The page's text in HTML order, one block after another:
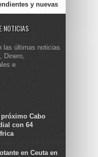
y nuevas
NOTICIAS
las últimas noticias
Dinero,
e
próximo Cabo
con 64
en Ceuta en